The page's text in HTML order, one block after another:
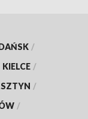
/
KIELCE /
/
/